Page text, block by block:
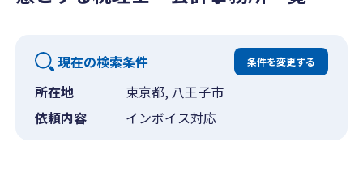
現在の検索条件 条件を変更する
所在地
東京都, 八王子市
依頼内容
インボイス対応